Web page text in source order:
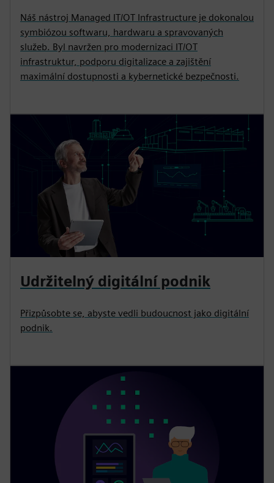
Náš nástroj Managed IT/OT Infrastructure je dokonalou
symbiózou softwaru, hardwaru a spravovaných
služeb. Byl navržen pro modernizaci IT/OT
infrastruktur, podporu digitalizace a zajištění
maximální dostupnosti a kybernetické bezpečnosti.
Udržitelný digitální podnik
Přizpůsobte se, abyste vedli budoucnost jako digitální
podnik.